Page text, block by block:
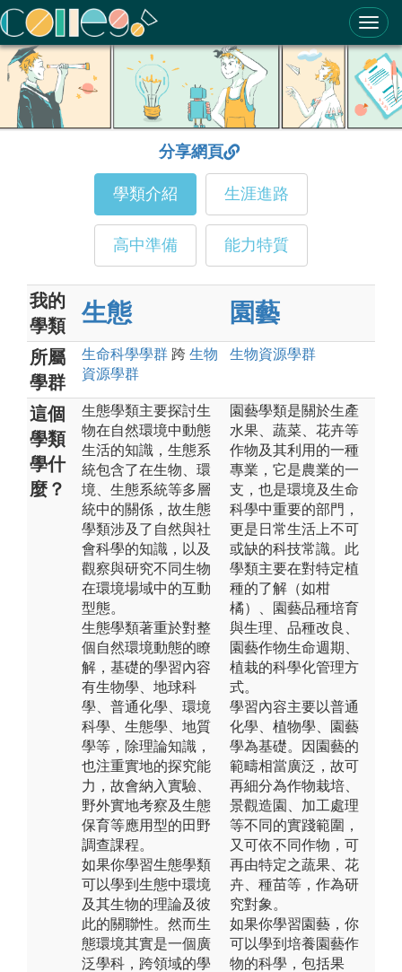
ColleGo! 大學選才與高中育才輔助系統
分享網頁
學類介紹 生涯進路
高中準備 能力特質
我的
學類
生態 園藝
所屬
學群
生命科學學群 跨 生物
資源學群
生物資源學群
這個
學類
學什
麼？
生態學類主要探討生
物在自然環境中動態
生活的知識，生態系
統包含了在生物、環
境、生態系統等多層
統中的關係，故生態
學類涉及了自然與社
會科學的知識，以及
觀察與研究不同生物
在環境場域中的互動
型態。
生態學類著重於對整
個自然環境動態的瞭
解，基礎的學習內容
有生物學、地球科
學、普通化學、環境
科學、生態學、地質
學等，除理論知識，
也注重實地的探究能
力，故會納入實驗、
野外實地考察及生態
保育等應用型的田野
調查課程。
如果你學習生態學類
可以學到生態中環境
及其生物的理論及彼
此的關聯性。然而生
態環境其實是一個廣
泛學科，跨領域的學
園藝學類是關於生產
水果、蔬菜、花卉等
作物及其利用的一種
專業，它是農業的一
支，也是環境及生命
科學中重要的部門，
更是日常生活上不可
或缺的科技常識。此
學類主要在對特定植
種的了解（如柑
橘）、園藝品種培育
與生理、品種改良、
園藝作物生命週期、
植栽的科學化管理方
式。
學習內容主要以普通
化學、植物學、園藝
學為基礎。因園藝的
範疇相當廣泛，故可
再細分為作物栽培、
景觀造園、加工處理
等不同的實踐範圍，
又可依不同作物，可
再由特定之蔬果、花
卉、種苗等，作為研
究對象。
如果你學習園藝，你
可以學到培養園藝作
物的科學，包括果